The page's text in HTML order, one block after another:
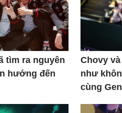
tìm ra nguyên
hướng đến
Chovy
như
cùng